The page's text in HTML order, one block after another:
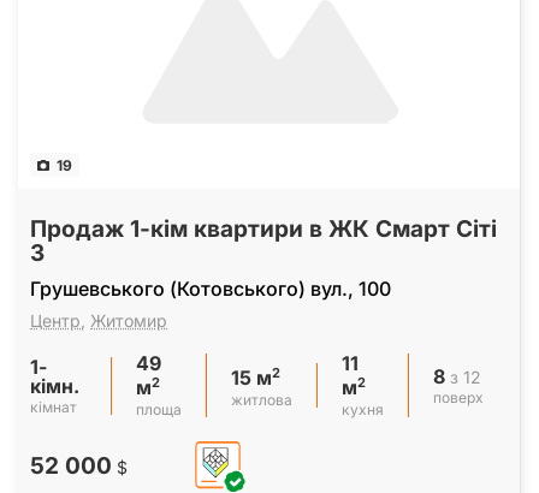
19
Продаж 1-кім квартири в ЖК Смарт Сіті
3
Грушевського (Котовського) вул., 100
Центр Житомир
1-
кімн.
кімнат
49
м2
площа
15 м2
житлова
11
м2
кухня
8 з 12
поверх
52 000 $